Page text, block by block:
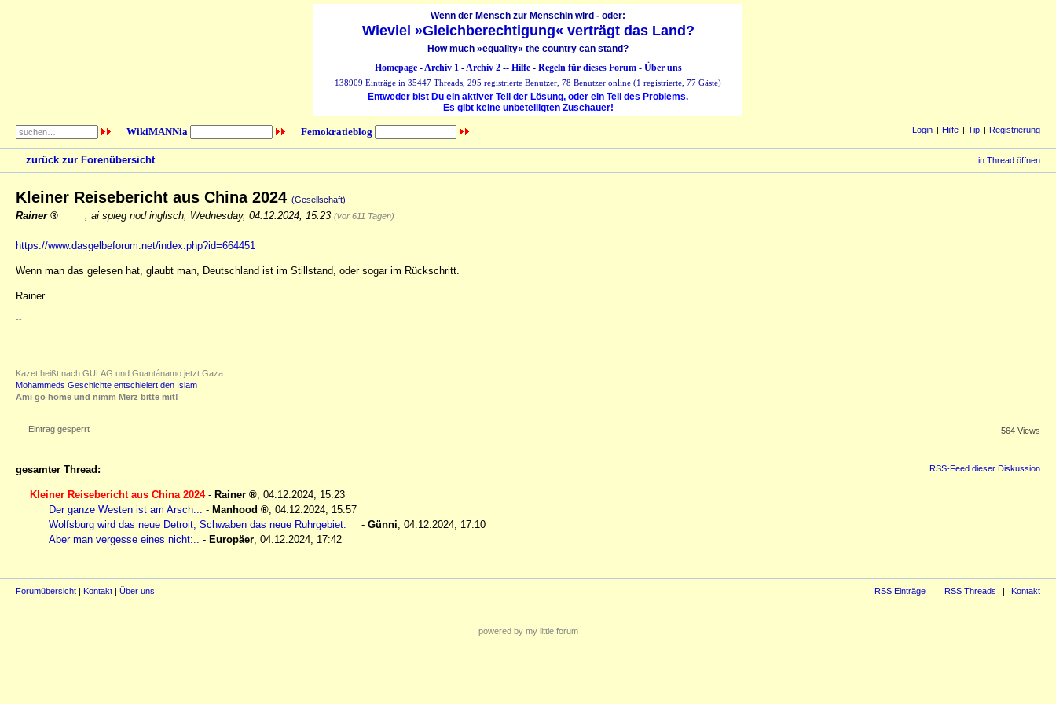
Wenn der Mensch zur MenschIn wird - oder:
Wieviel »Gleichberechtigung« verträgt das Land?
How much »equality« the country can stand?
Homepage-Archiv 1-Archiv 2-- Hilfe- Regeln für dieses Forum- Über uns
138909 Einträge in 35447 Threads, 295 registrierte Benutzer, 78 Benutzer online (1 registrierte, 77 Gäste)
Entweder bist Du ein aktiver Teil der Lösung, oder ein Teil des Problems.
Es gibt keine unbeteiligten Zuschauer!
WikiMANNia Femokratieblog Login Hilfe Tip Registrierung
zurück zur Forenübersicht in Thread öffnen
Kleiner Reisebericht aus China 2024 (Gesellschaft)
Rainer ai spieg nod inglisch Wednesday, 04.12.2024, 15:23 (vor 611 Tagen)
https://www.dasgelbeforum.net/index.php?id=664451
Wenn man das gelesen hat, glaubt man, Deutschland ist im Stillstand, oder sogar im Rückschritt.
Rainer
--
Kazet heißt nach GULAG und Guantánamo jetzt Gaza
Mohammeds Geschichte entschleiert den Islam
Ami go home und nimm Merz bitte mit!
Eintrag gesperrt 564 Views
gesamter Thread: RSS-Feed dieser Diskussion
Kleiner Reisebericht aus China 2024- Rainer , 04.12.2024, 15:23
Der ganze Westen ist am Arsch... - Manhood , 04.12.2024, 15:57
Wolfsburg wird das neue Detroit, Schwaben das neue Ruhrgebiet.
- Günni, 04.12.2024, 17:10
Aber man vergesse eines nicht:.. - Europäer, 04.12.2024, 17:42
Forumübersicht | Kontakt | Über uns RSS Einträge RSS Threads Kontakt
powered by my little forum